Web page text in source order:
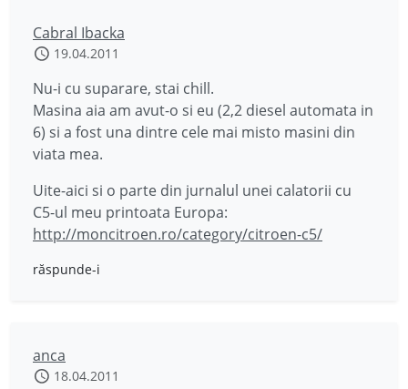
Cabral Ibacka
19.04.2011
Nu-i cu suparare, stai chill.
Masina aia am avut-o si eu (2,2 diesel automata in
6) si a fost una dintre cele mai misto masini din
viata mea.
Uite-aici si o parte din jurnalul unei calatorii cu
C5-ul meu printoata Europa:
http://moncitroen.ro/category/citroen-c5/
răspunde-i
anca
18.04.2011